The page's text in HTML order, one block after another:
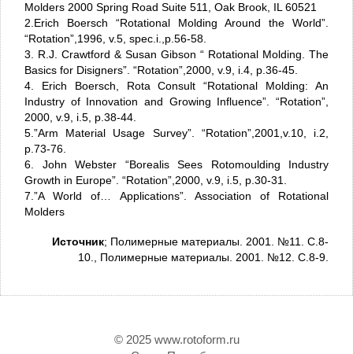
Molders 2000 Spring Road Suite 511, Oak Brook, IL 60521
2.Erich Boersch “Rotational Molding Around the World”.
“Rotation”,1996, v.5, spec.i.,p.56-58.
3. R.J. Crawtford & Susan Gibson “ Rotational Molding. The
Basics for Disigners”. “Rotation”,2000, v.9, i.4, p.36-45.
4. Erich Boersch, Rota Consult “Rotational Molding: An
Industry of Innovation and Growing Influence”. “Rotation”,
2000, v.9, i.5, p.38-44.
5.”Arm Material Usage Survey”. “Rotation”,2001,v.10, i.2,
p.73-76.
6. John Webster “Borealis Sees Rotomoulding Industry
Growth in Europe”. “Rotation”,2000, v.9, i.5, p.30-31.
7.”A World of… Applications”. Association of Rotational
Molders
Источник; Полимерные материалы. 2001. №11. С.8-
10., Полимерные материалы. 2001. №12. С.8-9.
© 2025 www.rotoform.ru